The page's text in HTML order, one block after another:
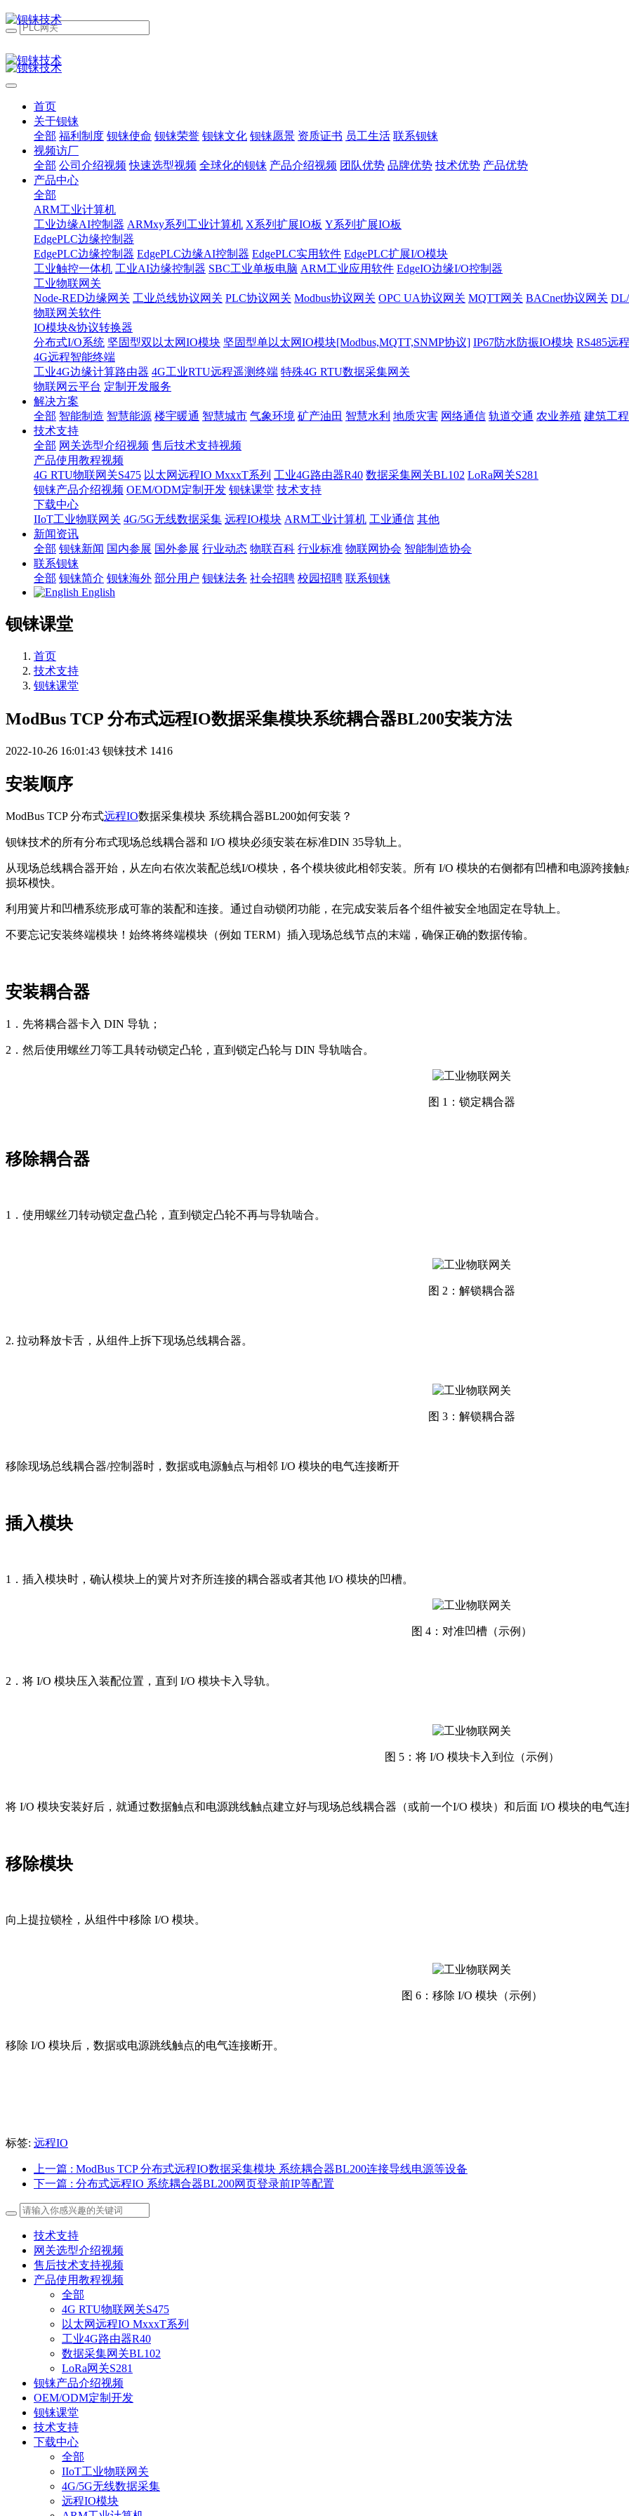
首页
关于钡铼
全部 福利制度 钡铼使命 钡铼荣誉 钡铼文化 钡铼愿景 资质证书 员工生活 联系钡铼
视频访厂
全部 公司介绍视频 快速选型视频 全球化的钡铼 产品介绍视频 团队优势 品牌优势 技术优势 产品优势
产品中心
全部
ARM工业计算机
工业边缘AI控制器 ARMxy系列工业计算机 X系列扩展IO板 Y系列扩展IO板
EdgePLC边缘控制器
EdgePLC边缘控制器 EdgePLC边缘AI控制器 EdgePLC实用软件 EdgePLC扩展I/O模块
工业触控一体机 工业AI边缘控制器 SBC工业单板电脑 ARM工业应用软件 EdgeIO边缘I/O控制器
工业物联网关
Node-RED边缘网关 工业总线协议网关 PLC协议网关 Modbus协议网关 OPC UA协议网关 MQTT网关 BACnet协议网关
物联网关软件
IO模块&协议转换器
分布式I/O系统 坚固型双以太网IO模块 坚固型单以太网IO模块[Modbus,MQTT,SNMP协议] IP67防水防振IO模块 RS485远
4G远程智能终端
工业4G边缘计算路由器 4G工业RTU远程遥测终端 特殊4G RTU数据采集网关
物联网云平台 定制开发服务
解决方案
全部 智能制造 智慧能源 楼宇暖通 智慧城市 气象环境 矿产油田 智慧水利 地质灾害 网络通信 轨道交通 农业养殖 建筑工程
技术支持
全部 网关选型介绍视频 售后技术支持视频
产品使用教程视频
4G RTU物联网关S475 以太网远程IO MxxxT系列 工业4G路由器R40 数据采集网关BL102 LoRa网关S281
钡铼产品介绍视频 OEM/ODM定制开发 钡铼课堂 技术支持
下载中心
IIoT工业物联网关 4G/5G无线数据采集 远程IO模块 ARM工业计算机 工业通信 其他
新闻资讯
全部 钡铼新闻 国内参展 国外参展 行业动态 物联百科 行业标准 物联网协会 智能制造协会
联系钡铼
全部 钡铼简介 钡铼海外 部分用户 钡铼法务 社会招聘 校园招聘 联系钡铼
English
钡铼课堂
首页
技术支持
钡铼课堂
ModBus TCP 分布式远程IO数据采集模块系统耦合器BL200安装方法
2022-10-26 16:01:43 钡铼技术 1416
安装顺序
ModBus TCP 分布式远程IO数据采集模块 系统耦合器BL200如何安装？
钡铼技术的所有分布式现场总线耦合器和 I/O 模块必须安装在标准DIN 35导轨上。
从现场总线耦合器开始，从左向右依次装配总线I/O模块，各个模块彼此相邻安装。所有 I/O 模块的右侧都有凹槽和电源跨接
损坏模快。
利用簧片和凹槽系统形成可靠的装配和连接。通过自动锁闭功能，在完成安装后各个组件被安全地固定在导轨上。
不要忘记安装终端模块！始终将终端模块（例如 TERM）插入现场总线节点的末端，确保正确的数据传输。
安装耦合器
1．先将耦合器卡入 DIN 导轨；
2．然后使用螺丝刀等工具转动锁定凸轮，直到锁定凸轮与 DIN 导轨啮合。
图 1：锁定耦合器
移除耦合器
1．使用螺丝刀转动锁定盘凸轮，直到锁定凸轮不再与导轨啮合。
图 2：解锁耦合器
2. 拉动释放卡舌，从组件上拆下现场总线耦合器。
图 3：解锁耦合器
移除现场总线耦合器/控制器时，数据或电源触点与相邻 I/O 模块的电气连接断开
插入模块
1．插入模块时，确认模块上的簧片对齐所连接的耦合器或者其他 I/O 模块的凹槽。
图 4：对准凹槽（示例）
2．将 I/O 模块压入装配位置，直到 I/O 模块卡入导轨。
图 5：将 I/O 模块卡入到位（示例）
将 I/O 模块安装好后，就通过数据触点和电源跳线触点建立好与现场总线耦合器（或前一个I/O 模块）和后面 I/O 模块的电气连
移除模块
向上提拉锁栓，从组件中移除 I/O 模块。
图 6：移除 I/O 模块（示例）
移除 I/O 模块后，数据或电源跳线触点的电气连接断开。
标签: 远程IO
上一篇 : ModBus TCP 分布式远程IO数据采集模块 系统耦合器BL200连接导线电源等设备
下一篇 : 分布式远程IO 系统耦合器BL200网页登录前IP等配置
技术支持
网关选型介绍视频
售后技术支持视频
产品使用教程视频
全部
4G RTU物联网关S475
以太网远程IO MxxxT系列
工业4G路由器R40
数据采集网关BL102
LoRa网关S281
钡铼产品介绍视频
OEM/ODM定制开发
钡铼课堂
技术支持
下载中心
全部
IIoT工业物联网关
4G/5G无线数据采集
远程IO模块